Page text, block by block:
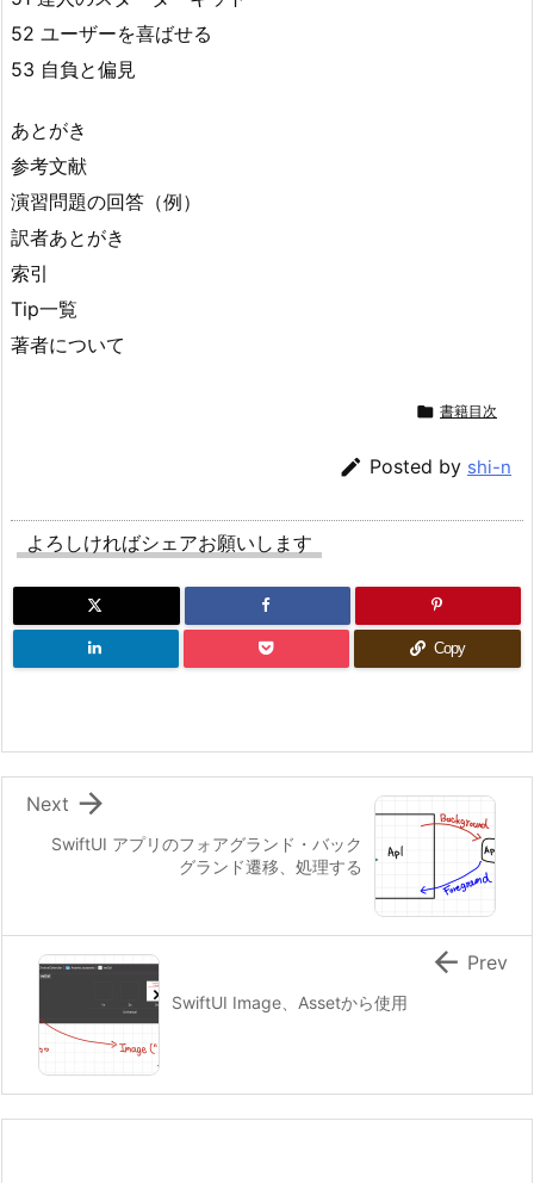
52 ユーザーを喜ばせる
53 自負と偏見
あとがき
参考文献
演習問題の回答（例）
訳者あとがき
索引
Tip一覧
著者について
 書籍目次
 Posted by shi-n
よろしければシェアお願いします
Copy
SwiftUI アプリのフォアグランド・バック
グランド遷移、処理する

Next
SwiftUI Image、Assetから使用
 Prev